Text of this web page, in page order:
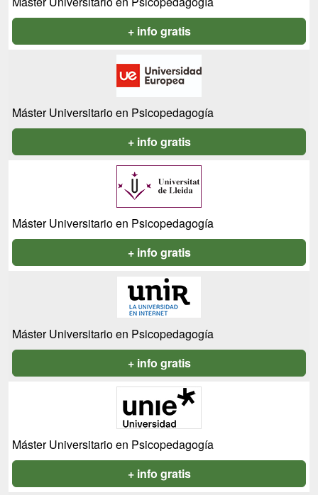
+ info gratis
Máster Universitario en Psicopedagogía
+ info gratis
Máster Universitario en Psicopedagogía
+ info gratis
Máster Universitario en Psicopedagogía
+ info gratis
Máster Universitario en Psicopedagogía
+ info gratis